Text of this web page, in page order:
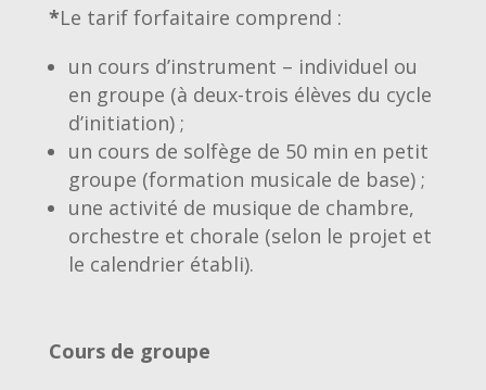
*Le tarif forfaitaire comprend :
un cours d’instrument – individuel ou
en groupe (à deux-trois élèves du cycle
d’initiation) ;
un cours de solfège de 50 min en petit
groupe (formation musicale de base) ;
une activité de musique de chambre,
orchestre et chorale (selon le projet et
le calendrier établi).
Cours de groupe